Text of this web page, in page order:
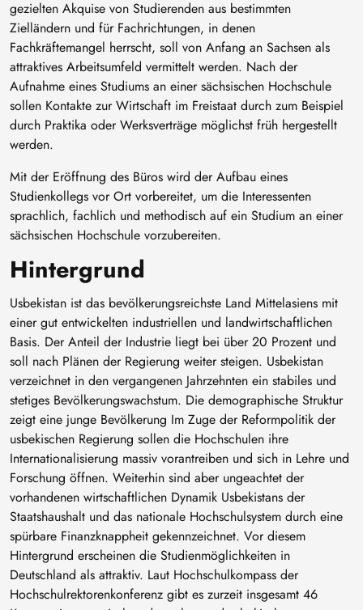
gezielten Akquise von Studierenden aus bestimmten
Zielländern und für Fachrichtungen, in denen
Fachkräftemangel herrscht, soll von Anfang an Sachsen als
attraktives Arbeitsumfeld vermittelt werden. Nach der
Aufnahme eines Studiums an einer sächsischen Hochschule
sollen Kontakte zur Wirtschaft im Freistaat durch zum Beispiel
durch Praktika oder Werksverträge möglichst früh hergestellt
werden.
Mit der Eröffnung des Büros wird der Aufbau eines
Studienkollegs vor Ort vorbereitet, um die Interessenten
sprachlich, fachlich und methodisch auf ein Studium an einer
sächsischen Hochschule vorzubereiten.
Hintergrund
Usbekistan ist das bevölkerungsreichste Land Mittelasiens mit
einer gut entwickelten industriellen und landwirtschaftlichen
Basis. Der Anteil der Industrie liegt bei über 20 Prozent und
soll nach Plänen der Regierung weiter steigen. Usbekistan
verzeichnet in den vergangenen Jahrzehnten ein stabiles und
stetiges Bevölkerungswachstum. Die demographische Struktur
zeigt eine junge Bevölkerung Im Zuge der Reformpolitik der
usbekischen Regierung sollen die Hochschulen ihre
Internationalisierung massiv vorantreiben und sich in Lehre und
Forschung öffnen. Weiterhin sind aber ungeachtet der
vorhandenen wirtschaftlichen Dynamik Usbekistans der
Staatshaushalt und das nationale Hochschulsystem durch eine
spürbare Finanzknappheit gekennzeichnet. Vor diesem
Hintergrund erscheinen die Studienmöglichkeiten in
Deutschland als attraktiv. Laut Hochschulkompass der
Hochschulrektorenkonferenz gibt es zurzeit insgesamt 46